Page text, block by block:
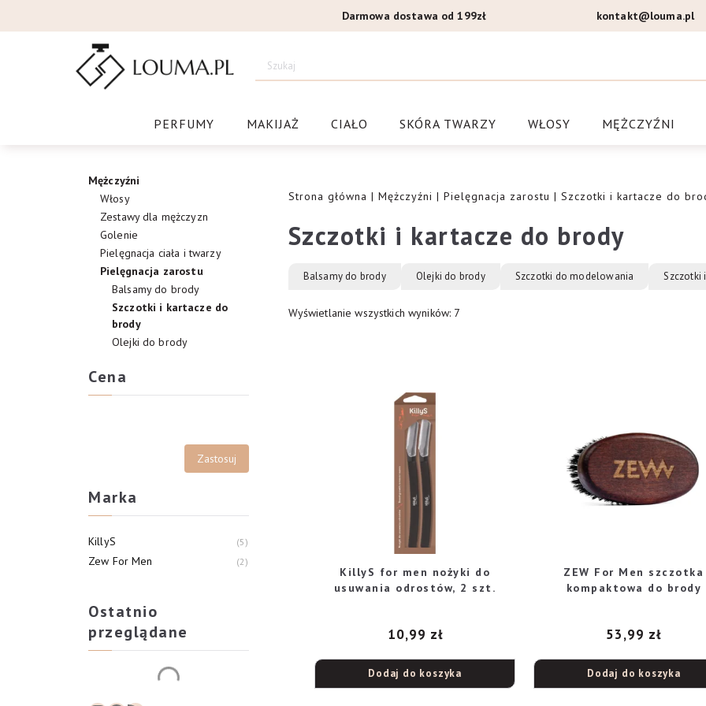
do
Darmowa dostawa od 199zł kontakt@louma.pl
Drogeria Louma.pl
PERFUMY MAKIJAŻ CIAŁO SKÓRA TWARZY WŁOSY MĘŻCZYŹNI
Strona główna | Mężczyźni | Pielęgnacja zarostu | Szczotki i kartacze do
Szczotki i kartacze do brody
Balsamy do brody Olejki do brody Szczotki do modelowania Szczotki
Wyświetlanie wszystkich wyników: 7
KillyS for men nożyki do
usuwania odrostów, 2 szt.
10,99 zł
Dodaj do koszyka
ZEW For Men szczotka
kompaktowa do brody
53,99 zł
Dodaj do koszyka
Mężczyźni
Włosy
Zestawy dla mężczyzn
Golenie
Pielęgnacja ciała i twarzy
Pielęgnacja zarostu
Balsamy do brody
Szczotki i kartacze do
brody
Olejki do brody
Cena
Marka
KillyS 5
Zew For Men 2
Ostatnio
przeglądane